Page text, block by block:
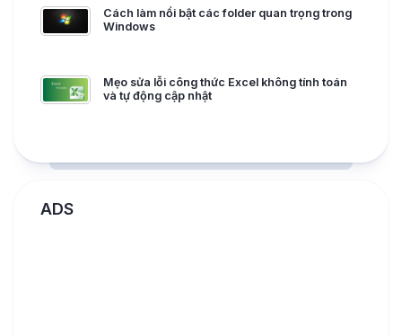
Cách làm nổi bật các folder quan trọng trong
Windows
Mẹo sửa lỗi công thức Excel không tính toán
và tự động cập nhật
ADS